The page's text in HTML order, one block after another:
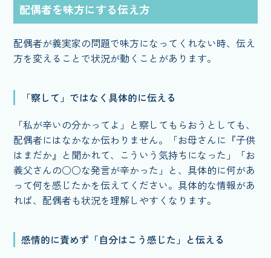
配偶者を味方にする伝え方
配偶者が義実家の問題で味方になってくれない時、伝え
方を変えることで状況が動くことがあります。
「察して」ではなく具体的に伝える
「私が辛いの分かってよ」と察してもらおうとしても、
配偶者にはなかなか伝わりません。「お母さんに『子供
はまだか』と聞かれて、こういう気持ちになった」「お
義父さんの○○な発言が辛かった」と、具体的に何があ
って何を感じたかを伝えてください。具体的な情報があ
れば、配偶者も状況を理解しやすくなります。
感情的に責めず「自分はこう感じた」と伝える